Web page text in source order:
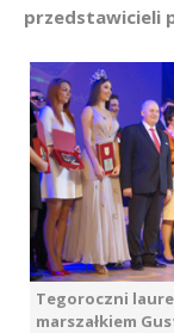
przedstawicieli
Tegoroczni
marszałkiem